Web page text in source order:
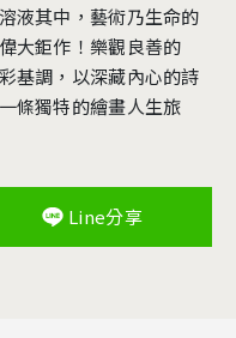
液其中，藝術乃生命的
大鉅作！樂觀良善的
基調，以深藏內心的詩
條獨特的繪畫人生旅
Line分享